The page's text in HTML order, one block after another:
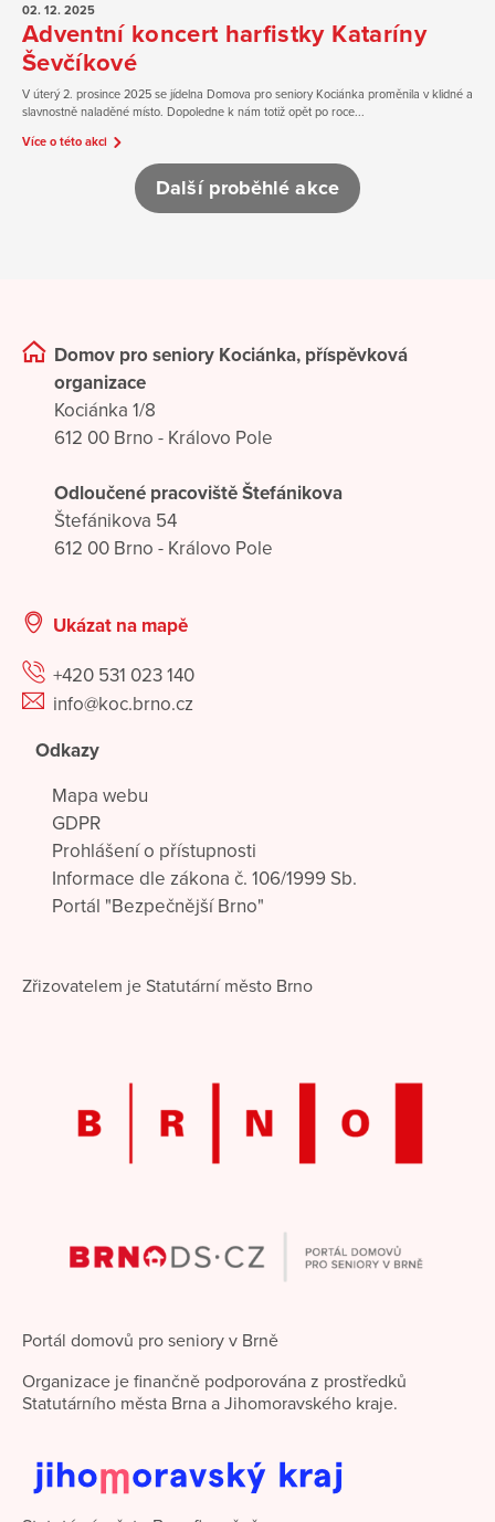
02. 12. 2025
Adventní koncert harfistky Kataríny
Ševčíkové
V úterý 2. prosince 2025 se jídelna Domova pro seniory Kociánka proměnila v klidné a
slavnostně naladěné místo. Dopoledne k nám totiž opět po roce...
Více o této akci
Další proběhlé akce
Domov pro seniory Kociánka, příspěvková
organizace
Kociánka 1/8
612 00 Brno - Královo Pole
Odloučené pracoviště Štefánikova
Štefánikova 54
612 00 Brno - Královo Pole
Ukázat na mapě
+420 531 023 140
info@koc.brno.cz
Odkazy
Mapa webu
GDPR
Prohlášení o přístupnosti
Informace dle zákona č. 106/1999 Sb.
Portál "Bezpečnější Brno"
Zřizovatelem je Statutární město Brno
Portál domovů pro seniory v Brně
Organizace je finančně podporována z prostředků
Statutárního města Brna a Jihomoravského kraje.